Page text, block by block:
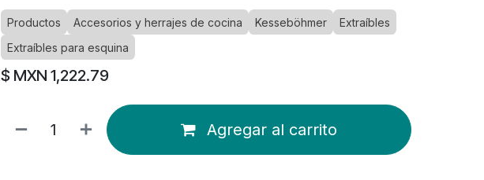
Productos Accesorios y herrajes de cocina Kesseböhmer
Extraíbles
Extraíbles para esquina
$ MXN 1,222.79
Agregar al carrito